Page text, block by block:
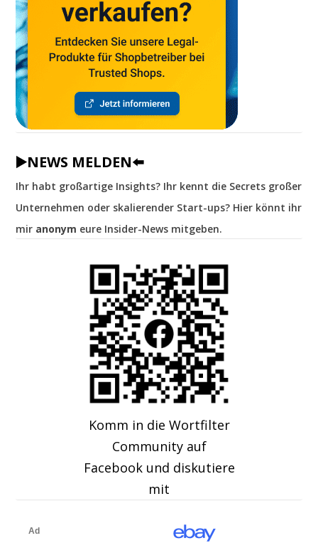
▶️NEWS MELDEN⬅️
Ihr habt großartige Insights? Ihr kennt die Secrets großer
Unternehmen oder skalierender Start-ups? Hier könnt ihr
mir anonym eure Insider-News mitgeben.
Komm in die Wortfilter
Community auf
Facebook und diskutiere
mit